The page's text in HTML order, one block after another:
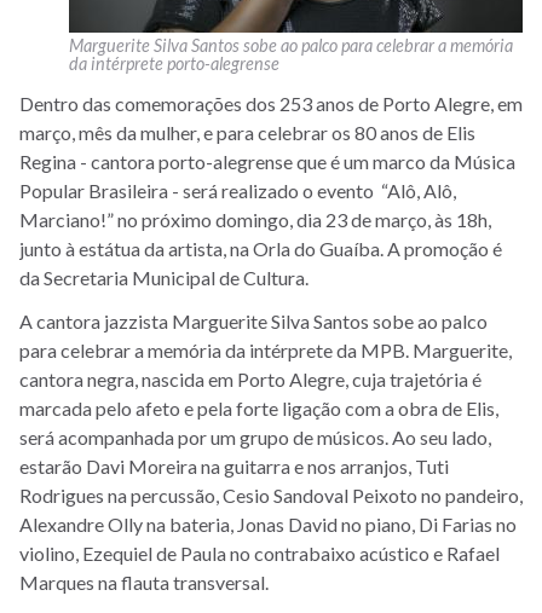
Marguerite Silva Santos sobe ao palco para celebrar a memória
da intérprete porto-alegrense
Dentro das comemorações dos 253 anos de Porto Alegre, em
março, mês da mulher, e para celebrar os 80 anos de Elis
Regina - cantora porto-alegrense que é um marco da Música
Popular Brasileira - será realizado o evento “Alô, Alô,
Marciano!” no próximo domingo, dia 23 de março, às 18h,
junto à estátua da artista, na Orla do Guaíba. A promoção é
da Secretaria Municipal de Cultura.
A cantora jazzista Marguerite Silva Santos sobe ao palco
para celebrar a memória da intérprete da MPB. Marguerite,
cantora negra, nascida em Porto Alegre, cuja trajetória é
marcada pelo afeto e pela forte ligação com a obra de Elis,
será acompanhada por um grupo de músicos.Ao seu lado,
estarão Davi Moreira na guitarra e nos arranjos, Tuti
Rodrigues na percussão, Cesio Sandoval Peixoto no pandeiro,
Alexandre Olly na bateria, Jonas David no piano, Di Farias no
violino, Ezequiel de Paula no contrabaixo acústico e Rafael
Marques na flauta transversal.